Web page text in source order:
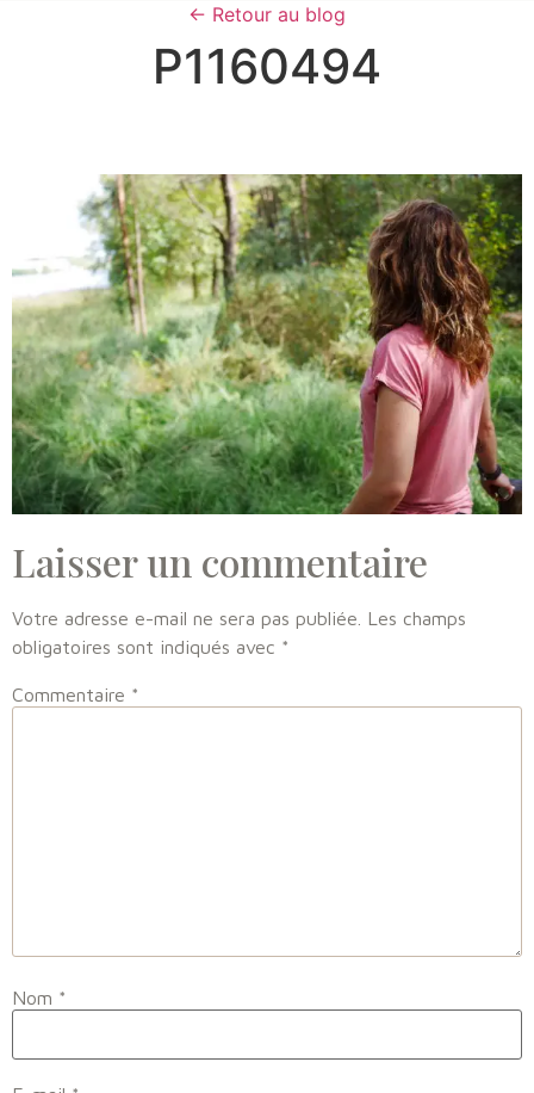
← Retour au blog
P1160494
Laisser un commentaire
Votre adresse e-mail ne sera pas publiée. Les champs
obligatoires sont indiqués avec *
Commentaire *
Nom *